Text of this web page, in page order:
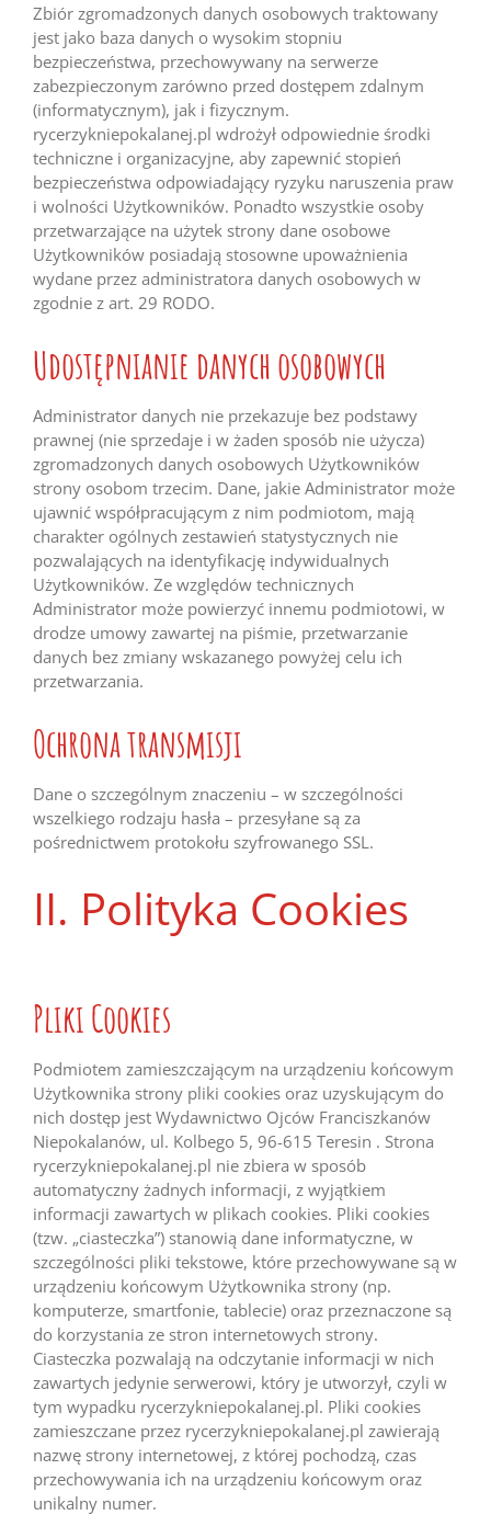
Zbiór zgromadzonych danych osobowych traktowany
jest jako baza danych o wysokim stopniu
bezpieczeństwa, przechowywany na serwerze
zabezpieczonym zarówno przed dostępem zdalnym
(informatycznym), jak i fizycznym.
rycerzykniepokalanej.pl wdrożył odpowiednie środki
techniczne i organizacyjne, aby zapewnić stopień
bezpieczeństwa odpowiadający ryzyku naruszenia praw
i wolności Użytkowników. Ponadto wszystkie osoby
przetwarzające na użytek strony dane osobowe
Użytkowników posiadają stosowne upoważnienia
wydane przez administratora danych osobowych w
zgodnie z art. 29 RODO.
Udostępnianie danych osobowych
Administrator danych nie przekazuje bez podstawy
prawnej (nie sprzedaje i w żaden sposób nie użycza)
zgromadzonych danych osobowych Użytkowników
strony osobom trzecim. Dane, jakie Administrator może
ujawnić współpracującym z nim podmiotom, mają
charakter ogólnych zestawień statystycznych nie
pozwalających na identyfikację indywidualnych
Użytkowników. Ze względów technicznych
Administrator może powierzyć innemu podmiotowi, w
drodze umowy zawartej na piśmie, przetwarzanie
danych bez zmiany wskazanego powyżej celu ich
przetwarzania.
Ochrona transmisji
Dane o szczególnym znaczeniu – w szczególności
wszelkiego rodzaju hasła – przesyłane są za
pośrednictwem protokołu szyfrowanego SSL.
II. Polityka Cookies
Pliki Cookies
Podmiotem zamieszczającym na urządzeniu końcowym
Użytkownika strony pliki cookies oraz uzyskującym do
nich dostęp jest Wydawnictwo Ojców Franciszkanów
Niepokalanów, ul. Kolbego 5, 96-615 Teresin . Strona
rycerzykniepokalanej.pl nie zbiera w sposób
automatyczny żadnych informacji, z wyjątkiem
informacji zawartych w plikach cookies. Pliki cookies
(tzw. „ciasteczka”) stanowią dane informatyczne, w
szczególności pliki tekstowe, które przechowywane są w
urządzeniu końcowym Użytkownika strony (np.
komputerze, smartfonie, tablecie) oraz przeznaczone są
do korzystania ze stron internetowych strony.
Ciasteczka pozwalają na odczytanie informacji w nich
zawartych jedynie serwerowi, który je utworzył, czyli w
tym wypadku rycerzykniepokalanej.pl. Pliki cookies
zamieszczane przez rycerzykniepokalanej.pl zawierają
nazwę strony internetowej, z której pochodzą, czas
przechowywania ich na urządzeniu końcowym oraz
unikalny numer.